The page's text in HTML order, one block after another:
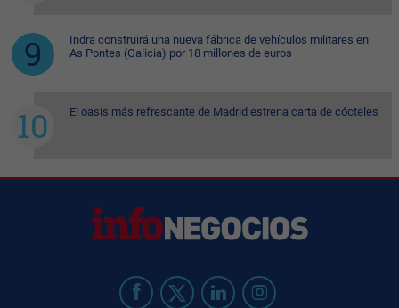
Indra construirá una nueva fábrica de vehículos militares en
As Pontes (Galicia) por 18 millones de euros
El oasis más refrescante de Madrid estrena carta de cócteles